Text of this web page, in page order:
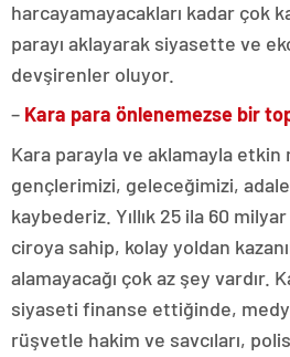
harcayamayacakları kadar çok
parayı aklayarak siyasette ve
devşirenler oluyor.
– Kara para önlenemezse bir
Kara parayla ve aklamayla
gençlerimizi, geleceğimizi,
kaybederiz. Yıllık 25 ila 60
ciroya sahip, kolay yoldan
alamayacağı çok az şey vardır.
siyaseti finanse ettiğinde,
rüşvetle hakim ve savcıları,